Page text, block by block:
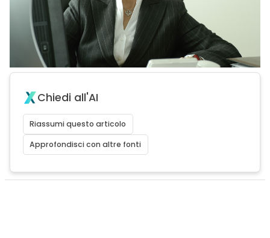
Chiedi all'AI
Riassumi questo articolo
Approfondisci con altre fonti